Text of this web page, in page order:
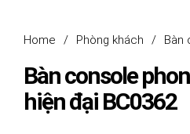
Home / Phòng khách / Bàn
Bàn console
hiện đại BC0362